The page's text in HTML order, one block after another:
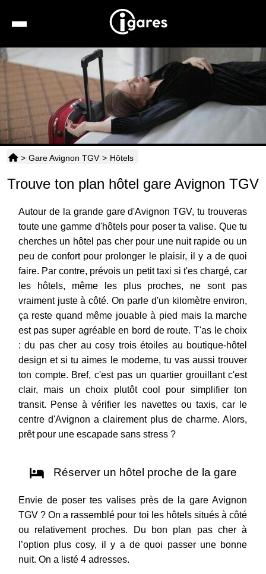
Location de voiture
Hôtels
Taxis
Horaires
> Gare Avignon TGV > Hôtels
Trouve ton plan hôtel gare Avignon TGV
Autour de la grande gare d'Avignon TGV, tu trouveras
toute une gamme d'hôtels pour poser ta valise. Que tu
cherches un hôtel pas cher pour une nuit rapide ou un
peu de confort pour prolonger le plaisir, il y a de quoi
faire. Par contre, prévois un petit taxi si t'es chargé, car
les hôtels, même les plus proches, ne sont pas
vraiment juste à côté. On parle d'un kilomètre environ,
ça reste quand même jouable à pied mais la marche
est pas super agréable en bord de route. T'as le choix
: du pas cher au cosy trois étoiles au boutique-hôtel
design et si tu aimes le moderne, tu vas aussi trouver
ton compte. Bref, c'est pas un quartier grouillant c'est
clair, mais un choix plutôt cool pour simplifier ton
transit. Pense à vérifier les navettes ou taxis, car le
centre d'Avignon a clairement plus de charme. Alors,
prêt pour une escapade sans stress ?
Réserver un hôtel proche de la gare
Envie de poser tes valises près de la gare Avignon
TGV ? On a rassemblé pour toi les hôtels situés à côté
ou relativement proches. Du bon plan pas cher à
l’option plus cosy, il y a de quoi passer une bonne
nuit. On a listé 4 adresses.